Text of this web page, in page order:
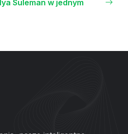
Suleman w jednym